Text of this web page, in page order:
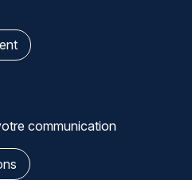
communication